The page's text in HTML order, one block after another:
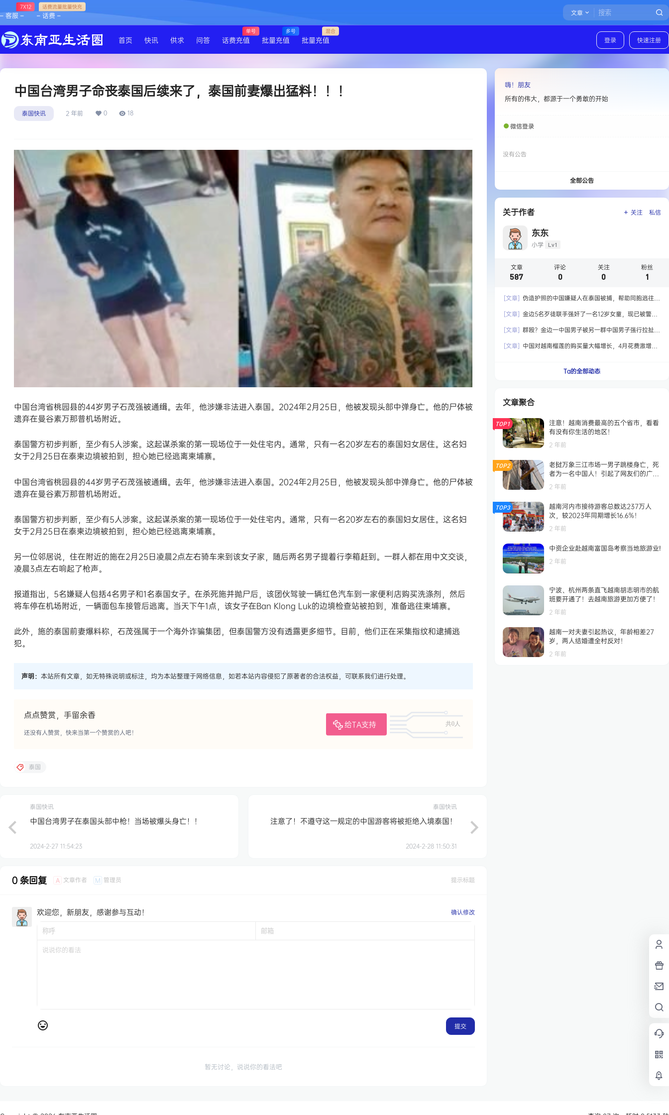
– 客服 –
7X12
– 话费 –
话费流量批量快充
文章
登录 快速注册
首页 快讯 供求 问答 话费充值
单号
批量充值
多号
批量充值
混合
中国台湾男子命丧泰国后续来了，泰国前妻爆出猛料！！！
泰国快讯 2 年前 0 18
中国台湾省桃园县的44岁男子石茂强被通缉。去年，他涉嫌非法进入泰国。2024年2月25日，他被发现头部中弹身亡。他的尸体被
遗弃在曼谷素万那普机场附近。
泰国警方初步判断，至少有5人涉案。这起谋杀案的第一现场位于一处住宅内。通常，只有一名20岁左右的泰国妇女居住。这名妇
女于2月25日在泰柬边境被拍到，担心她已经逃离柬埔寨。
中国台湾省桃园县的44岁男子石茂强被通缉。去年，他涉嫌非法进入泰国。2024年2月25日，他被发现头部中弹身亡。他的尸体被
遗弃在曼谷素万那普机场附近。
泰国警方初步判断，至少有5人涉案。这起谋杀案的第一现场位于一处住宅内。通常，只有一名20岁左右的泰国妇女居住。这名妇
女于2月25日在泰柬边境被拍到，担心她已经逃离柬埔寨。
另一位邻居说，住在附近的施在2月25日凌晨2点左右骑车来到该女子家，随后两名男子提着行李箱赶到。一群人都在用中文交谈，
凌晨3点左右响起了枪声。
报道指出，5名嫌疑人包括4名男子和1名泰国女子。在杀死施并抛尸后，该团伙驾驶一辆红色汽车到一家便利店购买洗涤剂，然后
将车停在机场附近，一辆面包车接管后逃离。当天下午1点，该女子在Ban Klong Luk的边境检查站被拍到，准备逃往柬埔寨。
此外，施的泰国前妻爆料称，石茂强属于一个海外诈骗集团，但泰国警方没有透露更多细节。目前，他们正在采集指纹和逮捕逃
犯。
声明： 本站所有文章，如无特殊说明或标注，均为本站整理于网络信息，如若本站内容侵犯了原著者的合法权益，可联系我们进行处理。
点点赞赏，手留余香
给TA支持 共0人
还没有人赞赏，快来当第一个赞赏的人吧！
泰国
泰国快讯
中国台湾男子在泰国头部中枪！当场被爆头身亡！！ ​
2024-2-27 11:54:23
泰国快讯
注意了！不遵守这一规定的中国游客将被拒绝入境泰国！
2024-2-28 11:50:31
0 条回复 A 文章作者 M 管理员 提示标题
欢迎您，新朋友，感谢参与互动！ 确认修改
提交
暂无讨论，说说你的看法吧
嗨！朋友
所有的伟大，都源于一个勇敢的开始
微信登录
没有公告
全部公告
关于作者 关注 私信
东东
小学 Lv1
文章
587
评论
0
关注
0
粉丝
1
[文章] 伪造护照的中国嫌疑人在泰国被捕，帮助同胞逃往国
[文章] 金边5名歹徒联手强奸了一名12岁女童，现已被警方
[文章] 群殴？金边一中国男子被另一群中国男子强行拉扯，
[文章] 中国对越南榴莲的购买量大幅增长，4月花费激增6.5
Ta的全部动态
文章聚合
TOP1
注意！越南消费最高的五个省市，看看
有没有你生活的地区！
2 年前
TOP2
老挝万象三江市场一男子跳楼身亡，死
者为一名中国人！引起了网友们的广泛
关注！
2 年前
TOP3
越南河内市接待游客总数达237万人
次，较2023年同期增长16.6%！
2 年前
中资企业赴越南富国岛考察当地旅游业!
2 年前
宁波、杭州两条直飞越南胡志明市的航
班要开通了！去越南旅游更加方便了！
2 年前
越南一对夫妻引起热议，年龄相差27
岁，两人结婚遭全村反对！
2 年前